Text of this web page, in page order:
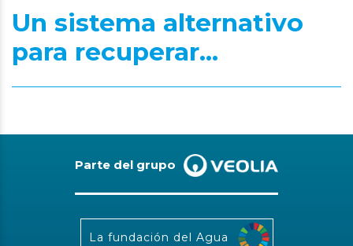
Un sistema alternativo
para recuperar...
Parte del grupo
La fundación del Agua